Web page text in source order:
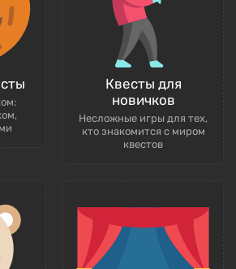
Квесты для
новичков
Несложные игры для тех,
кто знакомится с миром
квестов